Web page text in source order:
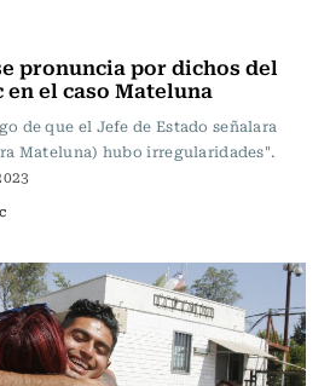
pronuncia por dichos del
el caso Mateluna
de que el Jefe de Estado señalara
Mateluna) hubo irregularidades".